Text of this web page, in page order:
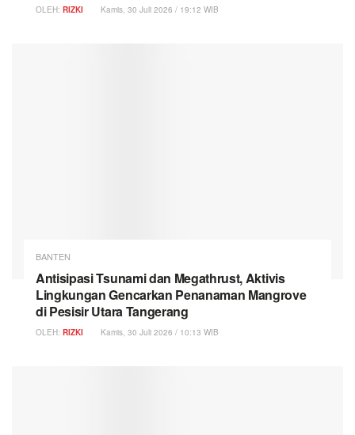
OLEH: RIZKI Kamis, 30 Juli 2026 / 19:12 WIB
BANTEN
Antisipasi Tsunami dan Megathrust, Aktivis
Lingkungan Gencarkan Penanaman Mangrove
di Pesisir Utara Tangerang
OLEH: RIZKI Kamis, 30 Juli 2026 / 10:13 WIB